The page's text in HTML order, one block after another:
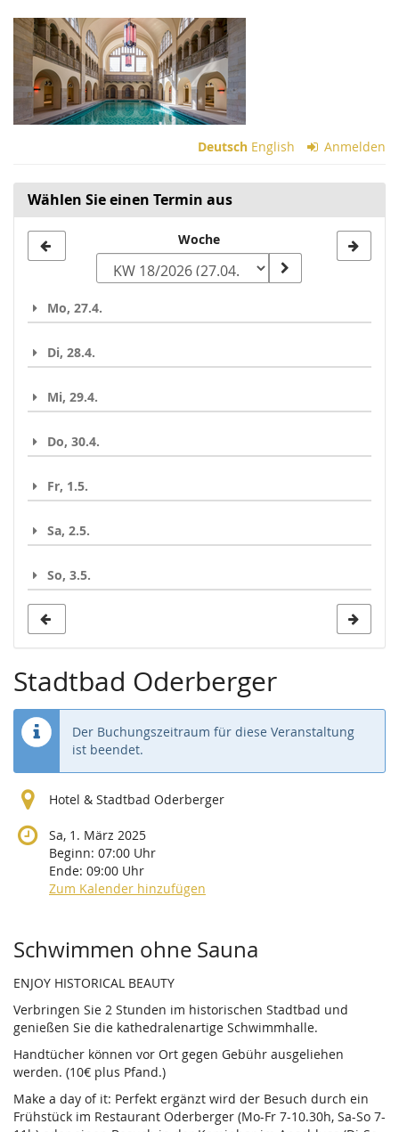
Zum
Haupt-
Inhalt
springen
Deutsch English Anmelden
Wählen Sie einen Termin aus
zur
auswählen
Woche
Mo, 27.4.
Di, 28.4.
Mi, 29.4.
Do, 30.4.
Fr, 1.5.
Sa, 2.5.
So, 3.5.
Stadtbad Oderberger
Der Buchungszeitraum für diese Veranstaltung
ist beendet.
Hotel & Stadtbad Oderberger
Sa, 1. März 2025
Beginn: 07:00 Uhr
Ende: 09:00 Uhr
Zum Kalender hinzufügen
Produkte
Schwimmen ohne Sauna
ENJOY HISTORICAL BEAUTY
Verbringen Sie 2 Stunden im historischen Stadtbad und
genießen Sie die kathedralenartige Schwimmhalle.
Handtücher können vor Ort gegen Gebühr ausgeliehen
werden. (10€ plus Pfand.)
Make a day of it: Perfekt ergänzt wird der Besuch durch ein
Frühstück im Restaurant Oderberger (Mo-Fr 7-10.30h, Sa-So 7-